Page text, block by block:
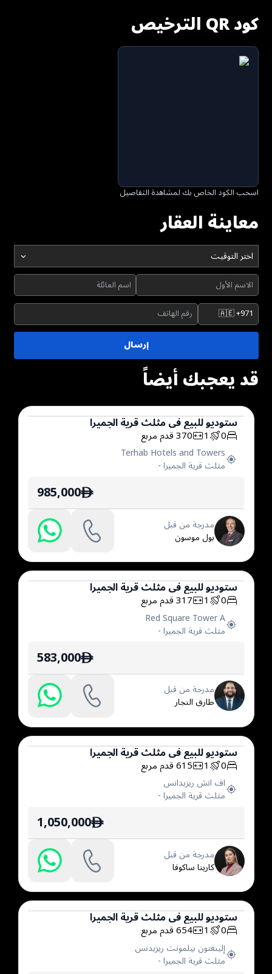
كود QR الترخيص
اسحب الكود الخاص بك لمشاهدة التفاصيل
معاينة العقار
اختر التوقيت
🇦🇪+971
إرسال
قد يعجبك أيضاً
ستوديو
ستوديوللبيعفيمثلث قرية الجميرا
0
1
370قدم مربع
Terhab Hotels and Towers
مثلث قرية الجميرا-
ê
985,000
مدرجة من قبل
بول موسون
ستوديو
ستوديوللبيعفيمثلث قرية الجميرا
0
1
317قدم مربع
Red Square Tower A
مثلث قرية الجميرا-
ê
583,000
مدرجة من قبل
طارق النجار
ستوديو
ستوديوللبيعفيمثلث قرية الجميرا
0
1
615قدم مربع
اف اتش ريزيدانس
مثلث قرية الجميرا-
ê
1,050,000
مدرجة من قبل
كارينا ساكوفا
ستوديو
ستوديوللبيعفيمثلث قرية الجميرا
0
1
654قدم مربع
إلينغتون بيلمونت ريزيدنس
مثلث قرية الجميرا-